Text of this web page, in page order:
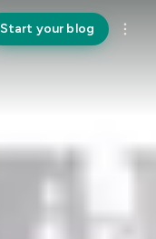
Start your blog